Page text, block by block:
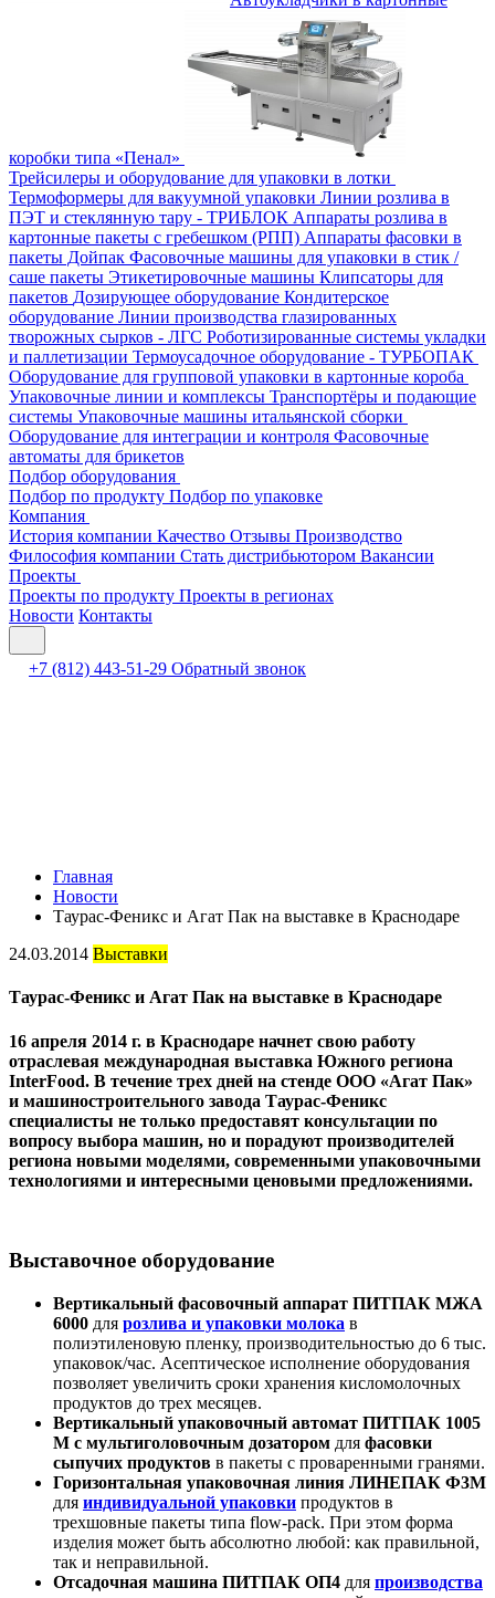
коробки типа «Пенал»
Трейсилеры и оборудование для упаковки в лотки
Термоформеры для вакуумной упаковки Линии розлива в
ПЭТ и стеклянную тару - ТРИБЛОК Аппараты розлива в
картонные пакеты с гребешком (РПП) Аппараты фасовки в
пакеты Дойпак Фасовочные машины для упаковки в стик /
саше пакеты Этикетировочные машины Клипсаторы для
пакетов Дозирующее оборудование Кондитерское
оборудование Линии производства глазированных
творожных сырков - ЛГС Роботизированные системы укладки
и паллетизации Термоусадочное оборудование - ТУРБОПАК
Оборудование для групповой упаковки в картонные короба
Упаковочные линии и комплексы Транспортёры и подающие
системы Упаковочные машины итальянской сборки
Оборудование для интеграции и контроля Фасовочные
автоматы для брикетов
Подбор оборудования
Подбор по продукту Подбор по упаковке
Компания
История компании Качество Отзывы Производство
Философия компании Стать дистрибьютором Вакансии
Проекты
Проекты по продукту Проекты в регионах
Новости Контакты
+7 (812) 443-51-29 Обратный звонок
Главная
Новости
Таурас-Феникс и Агат Пак на выставке в Краснодаре
24.03.2014 Выставки
Таурас-Феникс и Агат Пак на выставке в Краснодаре
16 апреля 2014 г. в Краснодаре начнет свою работу
отраслевая международная выставка Южного региона
InterFood. В течение трех дней на стенде ООО «Агат Пак»
и машиностроительного завода Таурас-Феникс
специалисты не только предоставят консультации по
вопросу выбора машин, но и порадуют производителей
региона новыми моделями, современными упаковочными
технологиями и интересными ценовыми предложениями.
Выставочное оборудование
Вертикальный фасовочный аппарат ПИТПАК МЖА
6000 для розлива и упаковки молока в
полиэтиленовую пленку, производительностью до 6 тыс.
упаковок/час. Асептическое исполнение оборудования
позволяет увеличить сроки хранения кисломолочных
продуктов до трех месяцев.
Вертикальный упаковочный автомат ПИТПАК 1005
М с мультиголовочным дозатором для фасовки
сыпучих продуктов в пакеты с проваренными гранями.
Горизонтальная упаковочная линия ЛИНЕПАК Ф3М
для индивидуальной упаковки продуктов в
трехшовные пакеты типа flow-pack. При этом форма
изделия может быть абсолютно любой: как правильной,
так и неправильной.
Отсадочная машина ПИТПАК ОП4 для производства